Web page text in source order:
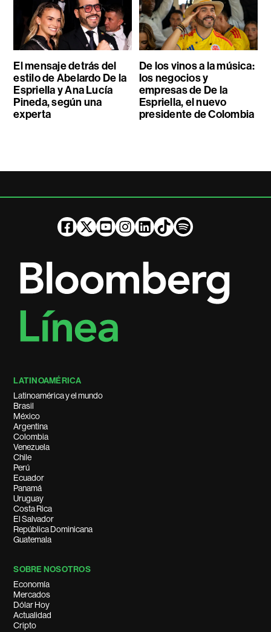
El mensaje detrás del
estilo de Abelardo De la
Espriella y Ana Lucía
Pineda, según una
experta
De los vinos a la música:
los negocios y
empresas de De la
Espriella, el nuevo
presidente de Colombia
LATINOAMÉRICA
Latinoamérica y el mundo
Brasil
México
Argentina
Colombia
Venezuela
Chile
Perú
Ecuador
Panamá
Uruguay
Costa Rica
El Salvador
República Dominicana
Guatemala
SOBRE NOSOTROS
Economía
Mercados
Dólar Hoy
Actualidad
Cripto